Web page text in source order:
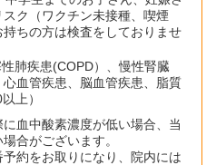
ク（ワクチン未接種、喫煙
ちの方は検査をしておりませ
肺疾患(COPD）、慢性腎臓
血管疾患、脳血管疾患、脂質
上）
血中酸素濃度が低い場合、当
合がございます。
予約をお取りになり、院内には